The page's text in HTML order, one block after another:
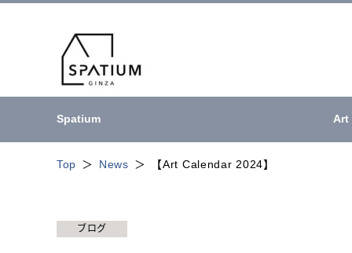
Spatium Art
Top News 【Art Calendar 2024】
ブログ